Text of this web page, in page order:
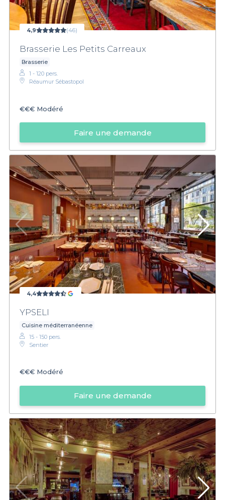
4,9 (46)
Brasserie Les Petits Carreaux
Brasserie
1 - 120 pers.
Réaumur Sébastopol
€€€ Modéré
Faire une demande
4,4
YPSELI
Cuisine méditerranéenne
15 - 150 pers.
Sentier
€€€ Modéré
Faire une demande